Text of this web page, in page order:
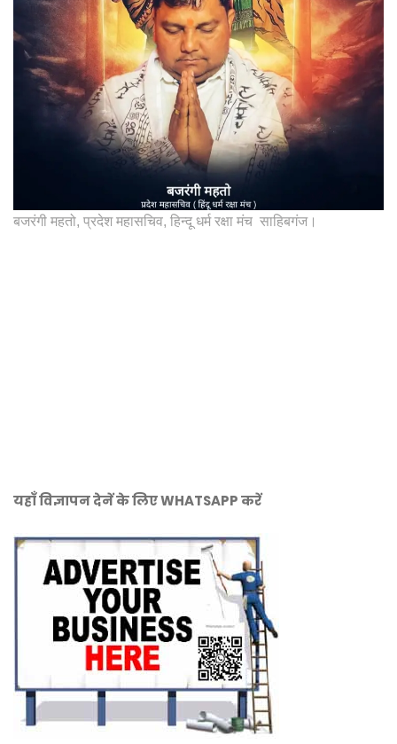
बजरंगी महतो, प्रदेश महासचिव, हिन्दू धर्म रक्षा मंच साहिबगंज।
यहाँ विज्ञापन देनें के लिए WHATSAPP करें